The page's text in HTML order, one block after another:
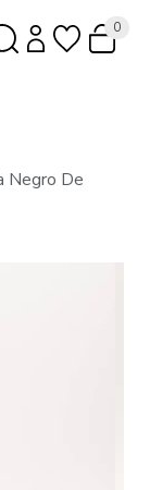
0
Negro De